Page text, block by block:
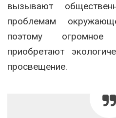
вызывают
проблемам
поэтому огромное
приобретают
просвещение.